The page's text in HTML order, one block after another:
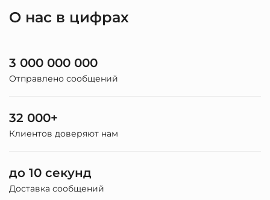
О нас в цифрах
3 000 000 000
Отправлено сообщений
32 000+
Клиентов доверяют нам
до 10 секунд
Доставка сообщений